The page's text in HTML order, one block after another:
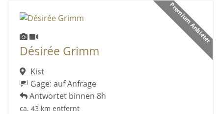
Premium Anbieter
Désirée Grimm
Kist
Gage: auf Anfrage
Antwortet binnen 8h
ca. 43 km entfernt